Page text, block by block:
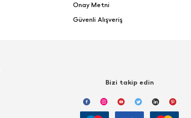
Onay Metni
Güvenli Alışveriş
Bizi takip edin